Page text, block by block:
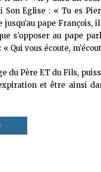
Son Eglise : « Tu es
pape François,
s’opposer au pape
Qui vous écoute,
du Père ET du Fils,
et être ainsi